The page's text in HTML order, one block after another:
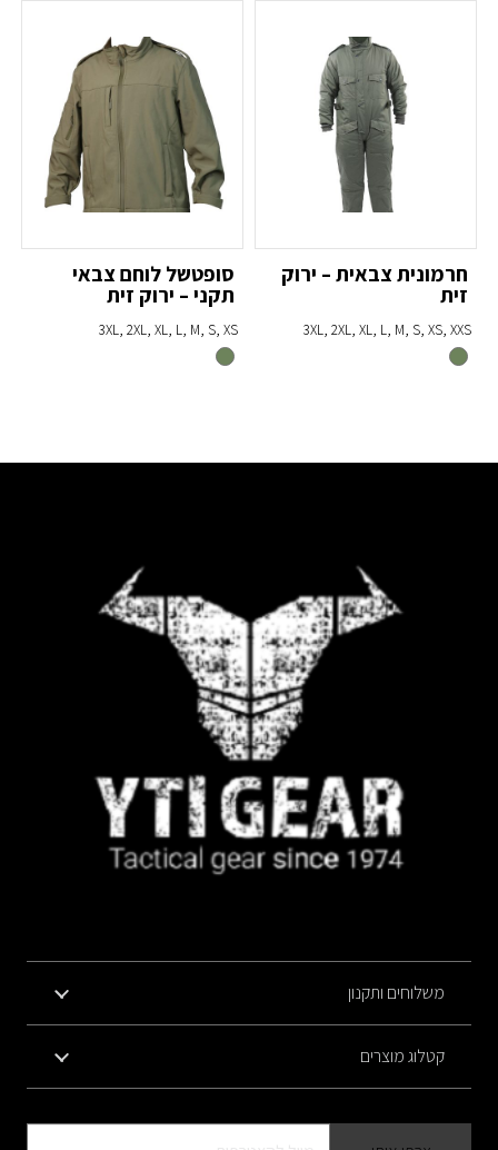
חרמונית צבאית – ירוק
זית
3XL, 2XL, XL, L, M, S, XS, XXS
סופטשל לוחם צבאי
תקני – ירוק זית
3XL, 2XL, XL, L, M, S, XS
משלוחים ותקנון
קטלוג מוצרים